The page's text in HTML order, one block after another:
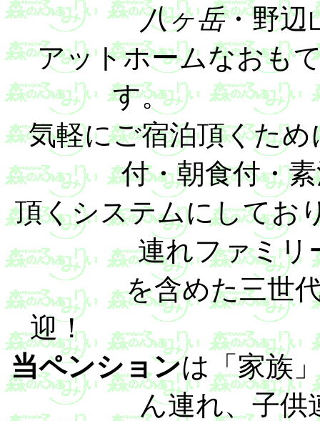
八ヶ岳・野
アットホームなおも
気軽にご宿泊頂くた
付・朝食付・
頂くシステムにしてお
連れファミ
を含めた三世
当ペンションは「家族
ん連れ、子供